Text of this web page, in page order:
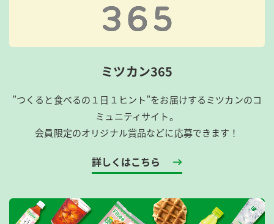
ミツカン365
”つくると食べるの１日１ヒント”をお届けするミツカンのコ
ミュニティサイト。
会員限定のオリジナル賞品などに応募できます！
詳しくはこちら